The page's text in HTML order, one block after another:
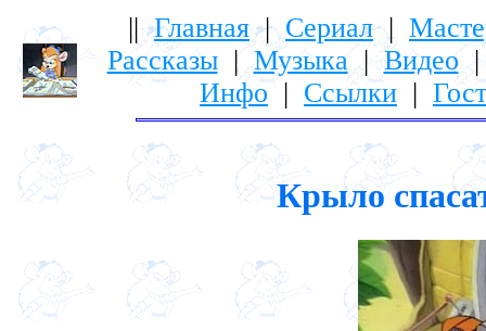
||Главная| Сериал|
Рассказы|Музыка|Видео
Инфо| Ссылки |
Крыло